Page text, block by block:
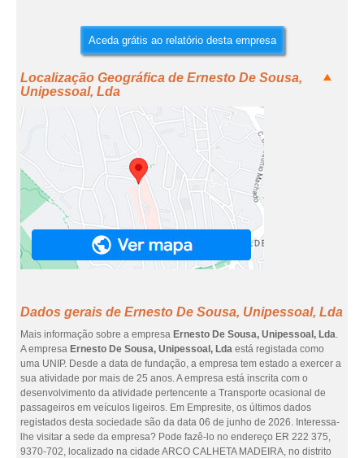
Aceda grátis ao relatório desta empresa
Localização Geográfica de Ernesto De Sousa,
Unipessoal, Lda
Dados gerais de Ernesto De Sousa, Unipessoal, Lda
Mais informação sobre a empresa Ernesto De Sousa, Unipessoal, Lda.
A empresa Ernesto De Sousa, Unipessoal, Lda está registada como
uma UNIP. Desde a data de fundação, a empresa tem estado a exercer a
sua atividade por mais de 25 anos. A empresa está inscrita com o
desenvolvimento da atividade pertencente a Transporte ocasional de
passageiros em veículos ligeiros. Em Empresite, os últimos dados
registados desta sociedade são da data 06 de junho de 2026. Interessa-
lhe visitar a sede da empresa? Pode fazê-lo no endereço ER 222 375,
9370-702, localizado na cidade ARCO CALHETA MADEIRA, no distrito